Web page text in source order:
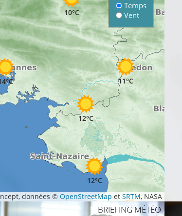
10°C
12°C
11°C
12°C
Temps
Vent
données © OpenStreetMap et SRTM, NASA
BRIEFING MÉTÉO